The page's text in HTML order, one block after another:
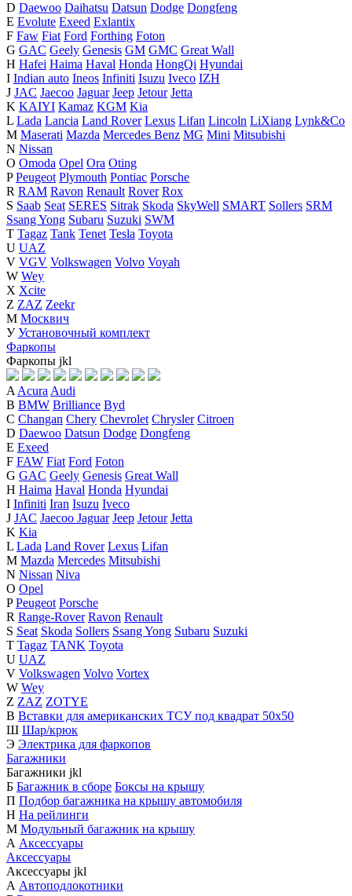
D Daewoo Daihatsu Datsun Dodge Dongfeng
E Evolute Exeed Exlantix
F Faw Fiat Ford Forthing Foton
G GAC Geely Genesis GM GMC Great Wall
H Hafei Haima Haval Honda HongQi Hyundai
I Indian auto Ineos Infiniti Isuzu Iveco IZH
J JAC Jaecoo Jaguar Jeep Jetour Jetta
K KAIYI Kamaz KGM Kia
L Lada Lancia Land Rover Lexus Lifan Lincoln LiXiang Lynk&Co
M Maserati Mazda Mercedes Benz MG Mini Mitsubishi
N Nissan
O Omoda Opel Ora Oting
P Peugeot Plymouth Pontiac Porsche
R RAM Ravon Renault Rover Rox
S Saab Seat SERES Sitrak Skoda SkyWell SMART Sollers SRM
Ssang Yong Subaru Suzuki SWM
T Tagaz Tank Tenet Tesla Toyota
U UAZ
V VGV Volkswagen Volvo Voyah
W Wey
X Xcite
Z ZAZ Zeekr
М Москвич
У Установочный комплект
Фаркопы
Фаркопы jkl
A Acura Audi
B BMW Brilliance Byd
C Changan Chery Chevrolet Chrysler Citroen
D Daewoo Datsun Dodge Dongfeng
E Exeed
F FAW Fiat Ford Foton
G GAC Geely Genesis Great Wall
H Haima Haval Honda Hyundai
I Infiniti Iran Isuzu Iveco
J JAC Jaecoo Jaguar Jeep Jetour Jetta
K Kia
L Lada Land Rover Lexus Lifan
M Mazda Mercedes Mitsubishi
N Nissan Niva
O Opel
P Peugeot Porsche
R Range-Rover Ravon Renault
S Seat Skoda Sollers Ssang Yong Subaru Suzuki
T Tagaz TANK Toyota
U UAZ
V Volkswagen Volvo Vortex
W Wey
Z ZAZ ZOTYE
В Вставки для американских ТСУ под квадрат 50х50
Ш Шар/крюк
Э Электрика для фаркопов
Багажники
Багажники jkl
Б Багажник в сборе Боксы на крышу
П Подбор багажника на крышу автомобиля
Н На рейлинги
М Модульный багажник на крышу
А Аксессуары
Аксессуары
Аксессуары jkl
А Автоподлокотники